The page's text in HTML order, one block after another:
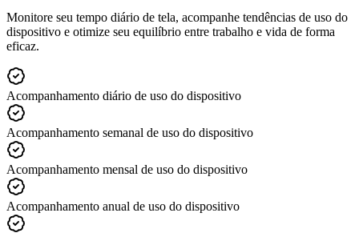
Monitore seu tempo diário de tela, acompanhe tendências de uso do
dispositivo e otimize seu equilíbrio entre trabalho e vida de forma
eficaz.
Acompanhamento diário de uso do dispositivo
Acompanhamento semanal de uso do dispositivo
Acompanhamento mensal de uso do dispositivo
Acompanhamento anual de uso do dispositivo